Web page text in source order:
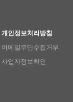
개인정보처리방침
이메일무단수집거부
사업자정보확인